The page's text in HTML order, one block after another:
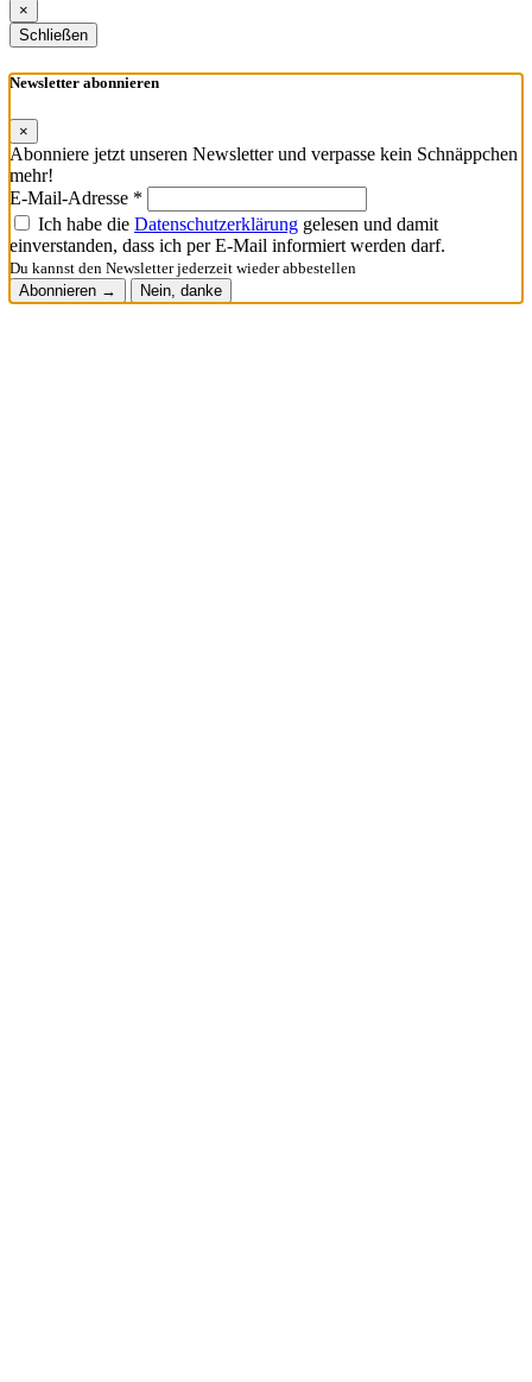
×
Schließen
Newsletter abonnieren
×
Abonniere jetzt unseren Newsletter und verpasse kein Schnäppchen
mehr!
E-Mail-Adresse *
Ich habe die Datenschutzerklärung gelesen und damit
einverstanden, dass ich per E-Mail informiert werden darf.
Du kannst den Newsletter jederzeit wieder abbestellen
Abonnieren →
Nein, danke